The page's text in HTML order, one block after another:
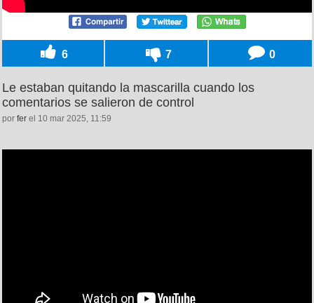
6 7 0
Le estaban quitando la mascarilla cuando los
comentarios se salieron de control
por fer el 10 mar 2025, 11:59